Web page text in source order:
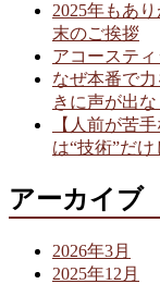
2025年もあ
末のご挨拶
アコーステ
なぜ本番で
きに声が出
【人前が苦
は“技術”だ
アーカイブ
2026年3月
2025年12月